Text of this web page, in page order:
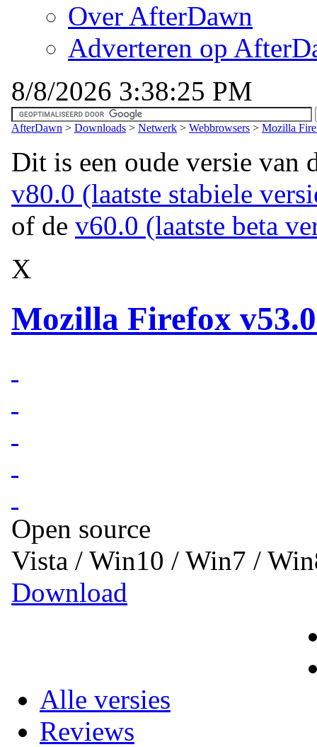
Over AfterDawn
Adverteren op
8/8/2026 3:38:25 PM
AfterDawn > Downloads > Netwerk > Webbrowsers > Mozilla
Dit is een oude versie van
v80.0 (laatste stabiele
of de v60.0 (laatste beta
X
Mozilla Firefox
Open source
Vista / Win10 / Win7 /
Download
Alle versies
Reviews